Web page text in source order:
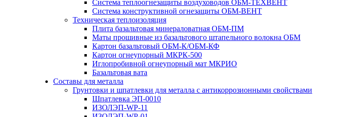
Система теплоогнезащиты воздуховодов ОБМ-ТЕХВЕНТ
Система конструктивной огнезащиты ОБМ-ВЕНТ
Техническая теплоизоляция
Плита базальтовая минераловатная ОБМ-ПМ
Маты прошивные из базальтового штапельного волокна ОБМ
Картон базальтовый ОБМ-К/ОБМ-КФ
Картон огнеупорный МКРК-500
Иглопробивной огнеупорный мат МКРИО
Базальтовая вата
Составы для металла
Грунтовки и шпатлевки для металла с антикоррозионными свойствами
Шпатлевка ЭП-0010
ИЗОЛЭП-WP-11